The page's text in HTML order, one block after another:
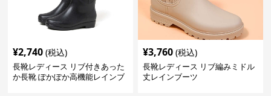
¥2,740 (税込)
長靴レディース リブ付きあった
か長靴 ぽかぽか高機能レインブ
¥3,760 (税込)
長靴レディース リブ編みミドル
丈レインブーツ